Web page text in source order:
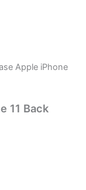
Apple iPhone
11 Back